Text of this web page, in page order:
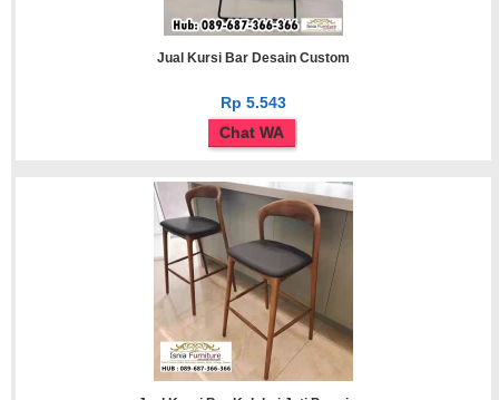
Jual Kursi Bar Desain Custom
Rp 5.543
Chat WA